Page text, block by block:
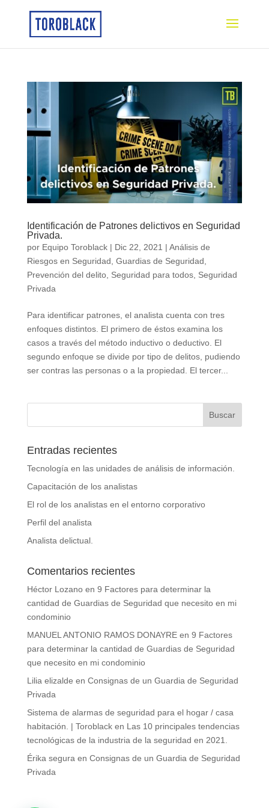
Identificación de Patrones delictivos en Seguridad
Privada.
por Equipo Toroblack| Dic 22, 2021 | Análisis de
Riesgos en Seguridad Guardias de Seguridad
Prevención del delito, Seguridad para todos, Seguridad
Privada
Para identificar patrones, el analista cuenta con tres
enfoques distintos. El primero de éstos examina los
casos a través del método inductivo o deductivo. El
segundo enfoque se divide por tipo de delitos, pudiendo
ser contras las personas o a la propiedad. El tercer...
Entradas recientes
Tecnología en las unidades de análisis de información.
Capacitación de los analistas
El rol de los analistas en el entorno corporativo
Perfil del analista
Analista delictual.
Comentarios recientes
Héctor Lozanoen 9 Factores para determinar la
cantidad de Guardias de Seguridad que necesito en mi
condominio
MANUEL ANTONIO RAMOS DONAYREen 9 Factores
para determinar la cantidad de Guardias de Seguridad
que necesito en mi condominio
Lilia elizalde en Consignas de un Guardia de Seguridad
Privada
Sistema de alarmas de seguridad para el hogar / casa
habitación. | Toroblacken Las 10 principales tendencias
tecnológicas de la industria de la seguridad en 2021.
Érika segura en Consignas de un Guardia de Seguridad
Privada